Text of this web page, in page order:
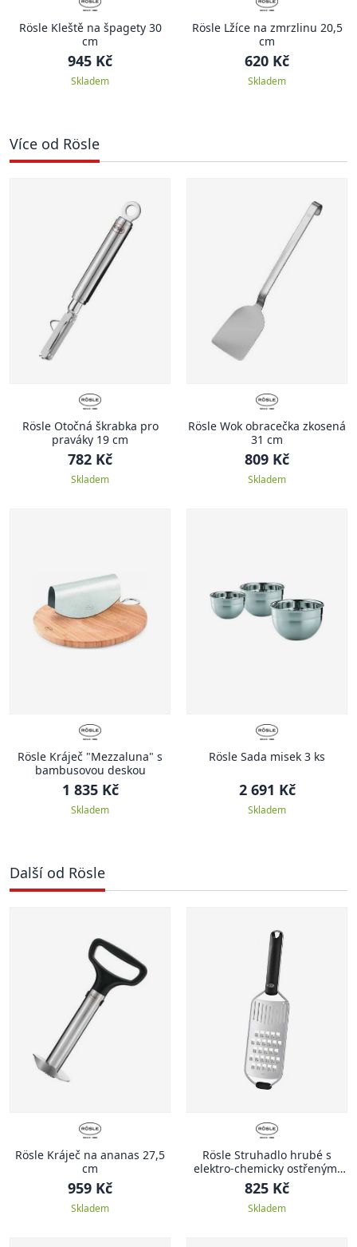
Rösle Kleště na špagety 30
cm
945 Kč
Skladem
Rösle Lžíce na zmrzlinu 20,5
cm
620 Kč
Skladem
Více od Rösle
Rösle Otočná škrabka pro
praváky 19 cm
782 Kč
Skladem
Rösle Wok obracečka zkosená
31 cm
809 Kč
Skladem
Rösle Kráječ "Mezzaluna" s
bambusovou deskou
1 835 Kč
Skladem
Rösle Sada misek 3 ks
2 691 Kč
Skladem
Další od Rösle
Rösle Kráječ na ananas 27,5
cm
959 Kč
Skladem
Rösle Struhadlo hrubé s
elektro-chemicky ostřenými
břity 33,5 cm
825 Kč
Skladem